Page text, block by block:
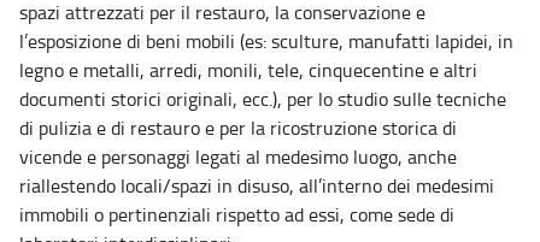
spazi attrezzati per il restauro, la conservazione e
l’esposizione di beni mobili (es: sculture, manufatti lapidei, in
legno e metalli, arredi, monili, tele, cinquecentine e altri
documenti storici originali, ecc.), per lo studio sulle tecniche
di pulizia e di restauro e per la ricostruzione storica di
vicende e personaggi legati al medesimo luogo, anche
riallestendo locali/spazi in disuso, all’interno dei medesimi
immobili o pertinenziali rispetto ad essi, come sede di